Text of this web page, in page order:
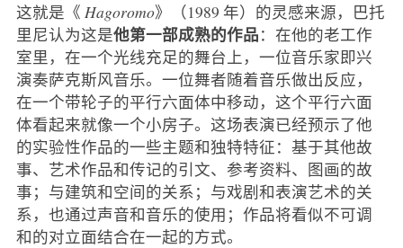
这就是《 Hagoromo》（1989 年）的灵感来源，巴托
里尼认为这是他第一部成熟的作品：在他的老工作
室里，在一个光线充足的舞台上，一位音乐家即兴
演奏萨克斯风音乐。一位舞者随着音乐做出反应，
在一个带轮子的平行六面体中移动，这个平行六面
体看起来就像一个小房子。这场表演已经预示了他
的实验性作品的一些主题和独特特征：基于其他故
事、艺术作品和传记的引文、参考资料、图画的故
事；与建筑和空间的关系；与戏剧和表演艺术的关
系，也通过声音和音乐的使用；作品将看似不可调
和的对立面结合在一起的方式。